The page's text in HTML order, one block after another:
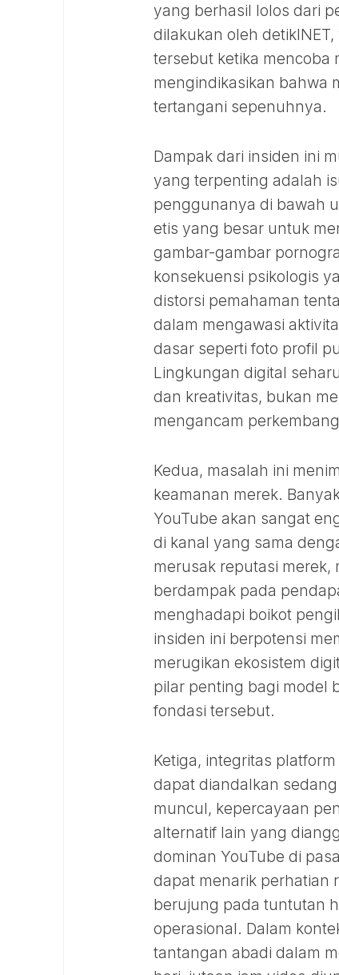
yang berhasil lolos dari
dilakukan oleh
tersebut ketika mencoba
mengindikasikan bahwa
tertangani sepenuhnya.
Dampak dari insiden ini
yang terpenting adalah
penggunanya di bawah
etis yang besar untuk
gambar-gambar
konsekuensi psikologis
distorsi pemahaman
dalam mengawasi
dasar seperti foto profil
Lingkungan digital
dan kreativitas, bukan
mengancam
Kedua, masalah ini
keamanan merek.
YouTube akan sangat
di kanal yang sama
merusak reputasi
berdampak pada
menghadapi boikot
insiden ini berpotensi
merugikan ekosistem
pilar penting bagi model
fondasi tersebut.
Ketiga, integritas
dapat diandalkan
muncul, kepercayaan
alternatif lain yang
dominan YouTube di
dapat menarik perhatian
berujung pada tuntutan
operasional. Dalam
tantangan abadi dalam